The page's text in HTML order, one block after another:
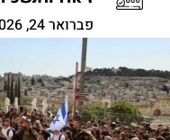
פברואר 24, 2026